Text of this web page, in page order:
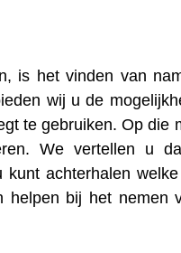
is het vinden van
wij u de
te gebruiken. Op die
We vertellen u
achterhalen
bij het nemen